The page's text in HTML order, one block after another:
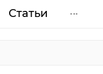
Статьи ...